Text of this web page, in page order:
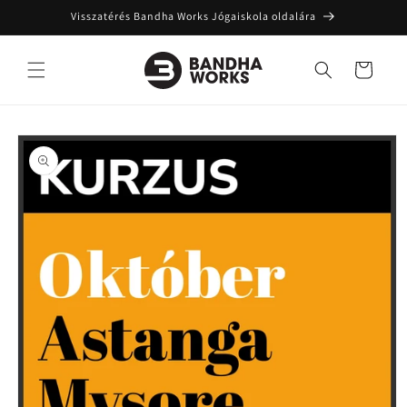
Visszatérés Bandha Works Jógaiskola oldalára
Kosár
Kihagyás, és
ugrás a
termékadatokra